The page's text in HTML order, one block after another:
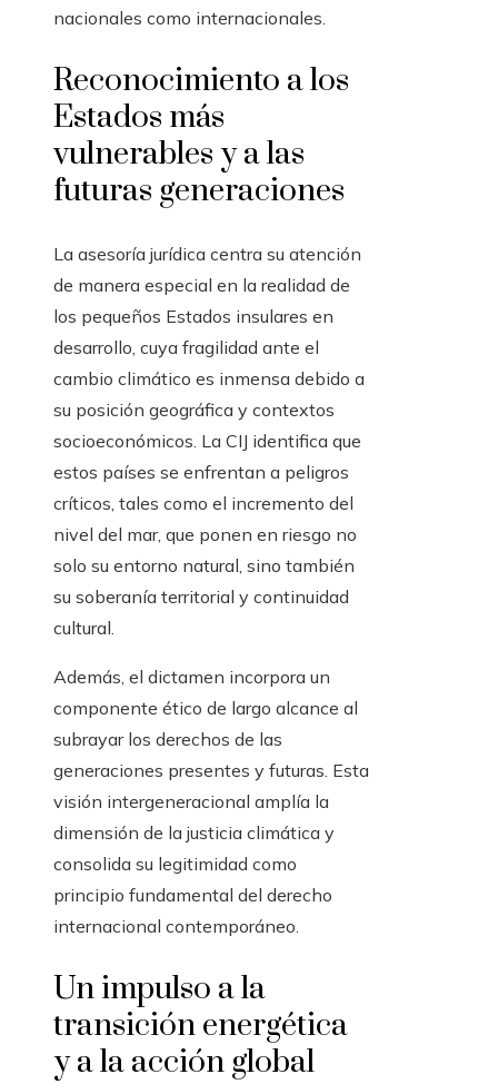
nacionales como internacionales.
Reconocimiento a los
Estados más
vulnerables y a las
futuras generaciones
La asesoría jurídica centra su atención
de manera especial en la realidad de
los pequeños Estados insulares en
desarrollo, cuya fragilidad ante el
cambio climático es inmensa debido a
su posición geográfica y contextos
socioeconómicos. La CIJ identifica que
estos países se enfrentan a peligros
críticos, tales como el incremento del
nivel del mar, que ponen en riesgo no
solo su entorno natural, sino también
su soberanía territorial y continuidad
cultural.
Además, el dictamen incorpora un
componente ético de largo alcance al
subrayar los derechos de las
generaciones presentes y futuras. Esta
visión intergeneracional amplía la
dimensión de la justicia climática y
consolida su legitimidad como
principio fundamental del derecho
internacional contemporáneo.
Un impulso a la
transición energética
y a la acción global